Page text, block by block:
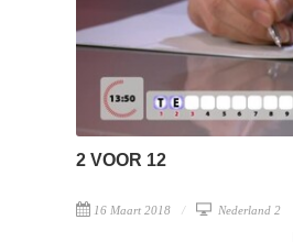
2 VOOR 12
16 Maart 2018 Nederland 2